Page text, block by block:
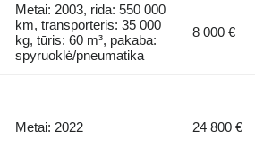
Metai: 2003, rida: 550 000
km, transporteris: 35 000
kg, tūris: 60 m³, pakaba:
spyruoklė/pneumatika
8 000 €
Metai: 2022 24 800 €